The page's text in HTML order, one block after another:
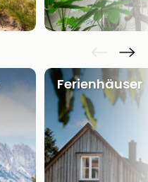
Ferienhäuser